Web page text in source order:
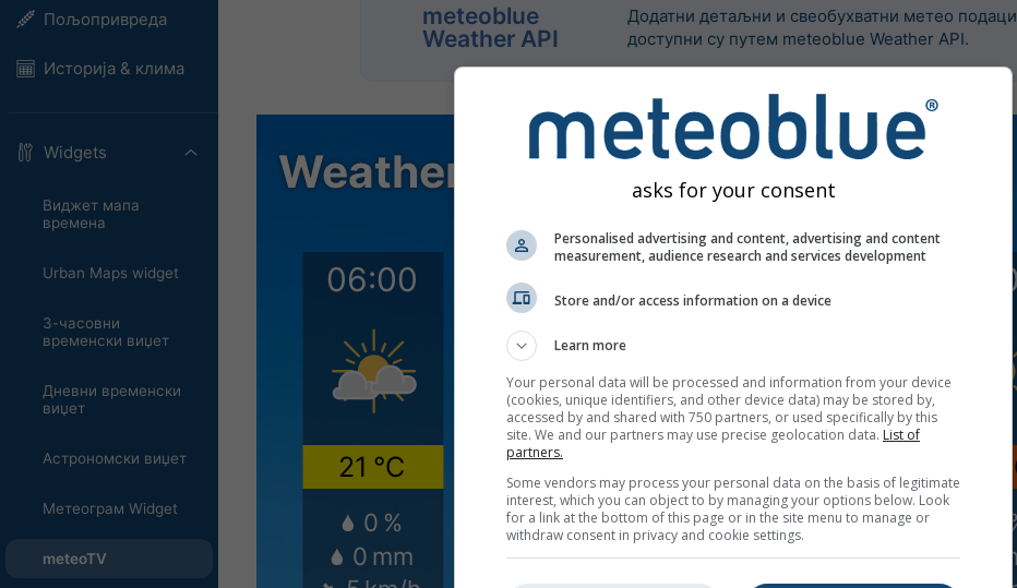
Пољопривреда
Историја & клима
Widgets
Виджет мапа
времена
Urban Maps widget
3-часовни
временски виџет
Дневни временски
виџет
Астрономски виџет
Метеограм Widget
meteoTV
meteoblue
Weather API
Додатни детаљни и свеобухватни метео подаци
доступни су путем meteoblue Weather API.
asks for your consent
Personalised advertising and content, advertising and content
measurement, audience research and services development
Store and/or access information on a device
Learn more
Your personal data will be processed and information from your device
(cookies, unique identifiers, and other device data) may be stored by,
accessed by and shared with 750 partners, or used specifically by this
site. We and our partners may use precise geolocation data. List of
partners.
Some vendors may process your personal data on the basis of legitimate
interest, which you can object to by managing your options below. Look
for a link at the bottom of this page or in the site menu to manage or
withdraw consent in privacy and cookie settings.